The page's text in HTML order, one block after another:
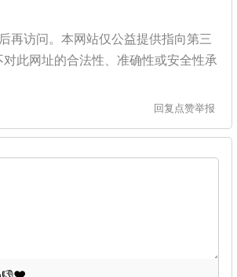
再访问。本网站仅公益提供指向第三
此网址的合法性、准确性或安全性承
回复 点赞举报